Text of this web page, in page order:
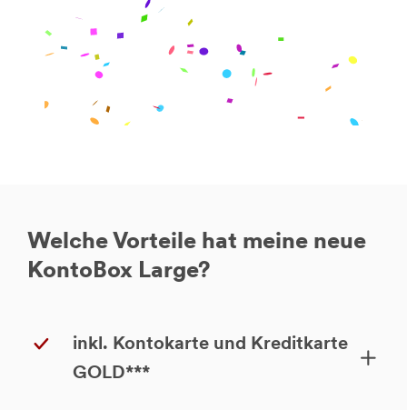
Welche Vorteile hat meine neue
KontoBox Large?
inkl. Kontokarte und Kreditkarte
GOLD***